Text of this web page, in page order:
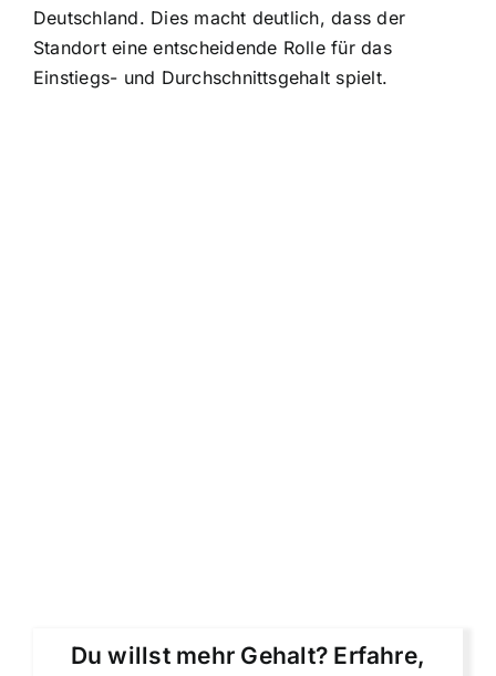
Deutschland. Dies macht deutlich, dass der
Standort eine entscheidende Rolle für das
Einstiegs- und Durchschnittsgehalt spielt.
Du willst mehr Gehalt? Erfahre,